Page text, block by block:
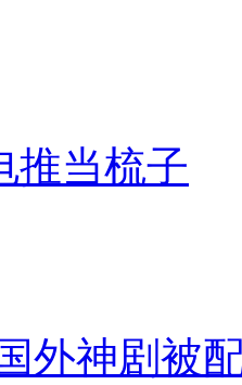
推当梳子
外神剧被